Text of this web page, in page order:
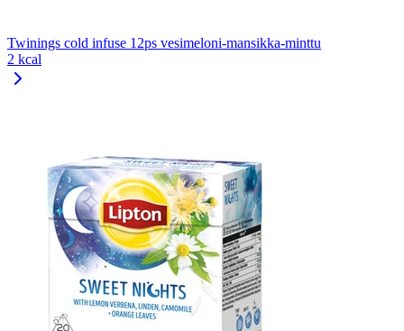
Twinings cold infuse 12ps vesimeloni-mansikka-minttu
2 kcal